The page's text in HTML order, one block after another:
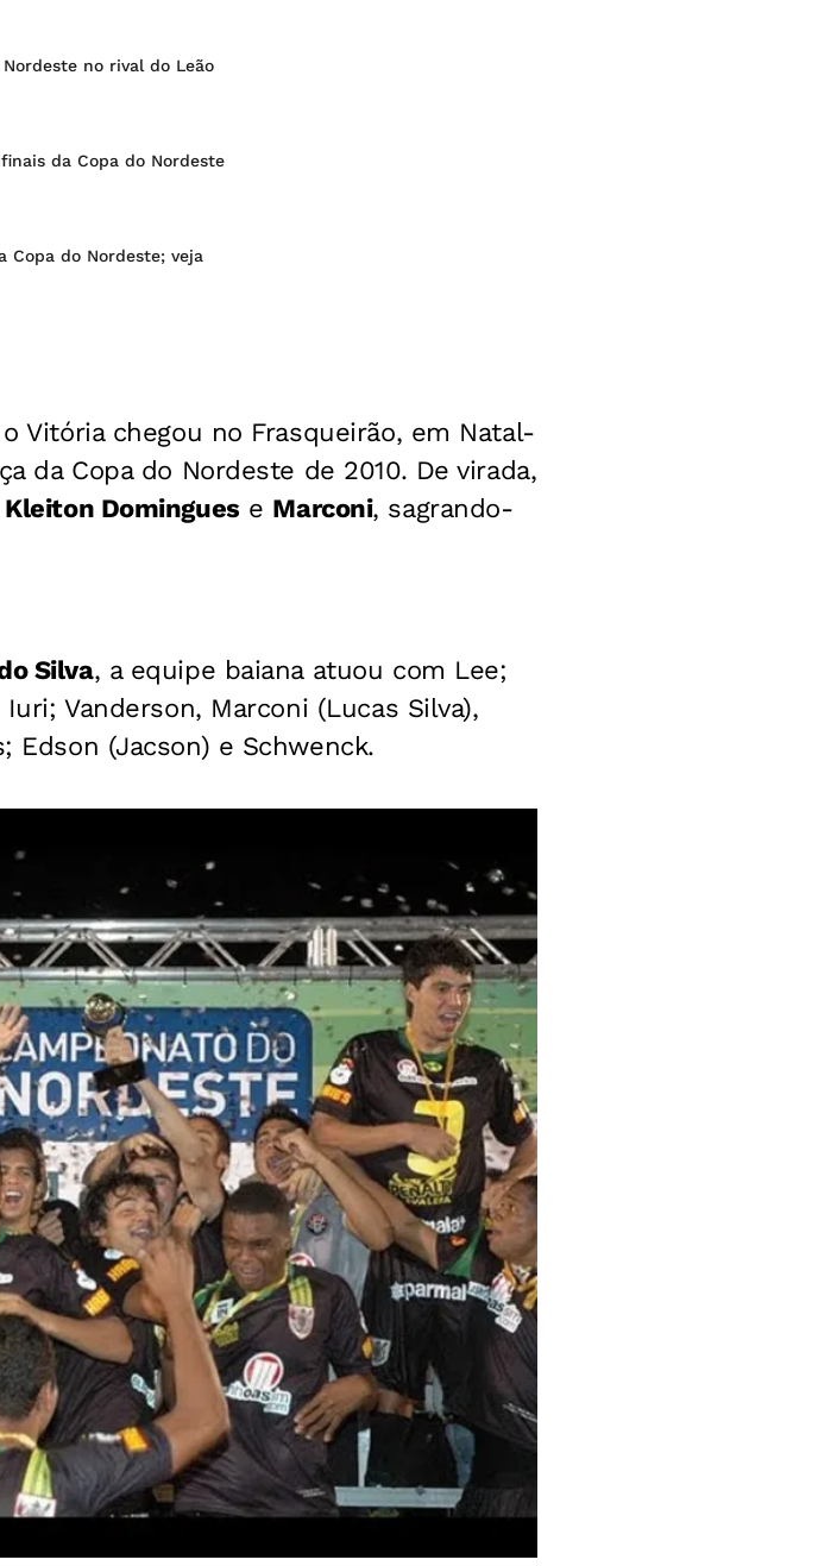
no rival do Leão
da Copa do Nordeste
Copa do Nordeste; veja
Vitória chegou no Frasqueirão, em Natal-
da Copa do Nordeste de 2010. De virada,
Kleiton Domingues e Marconi, sagrando-
Silva, a equipe baiana atuou com Lee;
Vanderson, Marconi (Lucas Silva),
Edson (Jacson) e Schwenck.